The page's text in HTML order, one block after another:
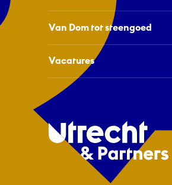
Van Dom tot steengoed
Vacatures